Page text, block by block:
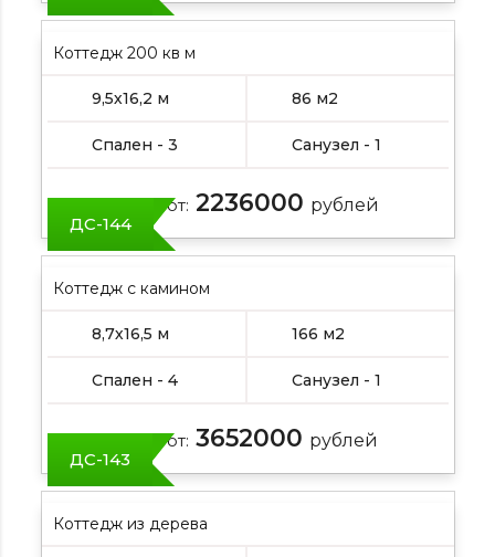
Коттедж 200 кв м
9,5х16,2 м 86 м2
Спален - 3 Санузел - 1
Цена от: 2236000 рублей
ДС-144
Коттедж с камином
8,7х16,5 м 166 м2
Спален - 4 Санузел - 1
Цена от: 3652000 рублей
ДС-143
Коттедж из дерева